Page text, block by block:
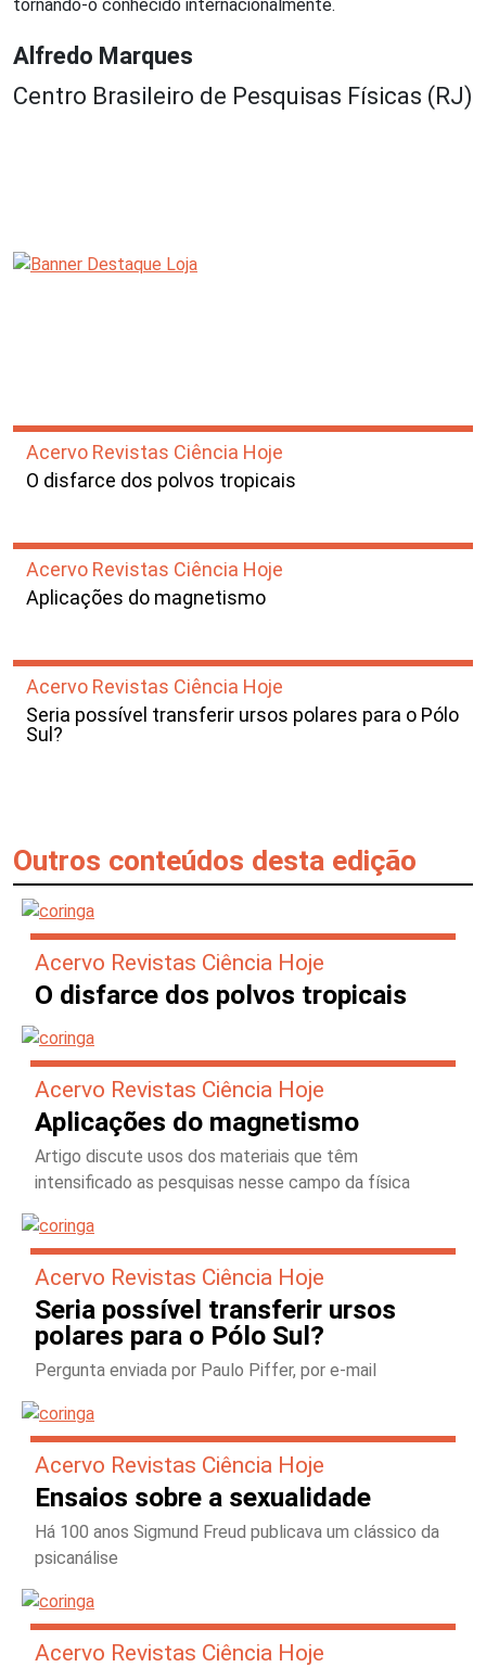
tornando-o conhecido internacionalmente.
Alfredo Marques
Centro Brasileiro de Pesquisas Físicas (RJ)
Acervo Revistas Ciência Hoje
O disfarce dos polvos tropicais
Acervo Revistas Ciência Hoje
Aplicações do magnetismo
Acervo Revistas Ciência Hoje
Seria possível transferir ursos polares para o Pólo
Sul?
Outros conteúdos desta edição
Acervo Revistas Ciência Hoje
O disfarce dos polvos tropicais
Acervo Revistas Ciência Hoje
Aplicações do magnetismo
Artigo discute usos dos materiais que têm
intensificado as pesquisas nesse campo da física
Acervo Revistas Ciência Hoje
Seria possível transferir ursos
polares para o Pólo Sul?
Pergunta enviada por Paulo Piffer, por e-mail
Acervo Revistas Ciência Hoje
Ensaios sobre a sexualidade
Há 100 anos Sigmund Freud publicava um clássico da
psicanálise
Acervo Revistas Ciência Hoje